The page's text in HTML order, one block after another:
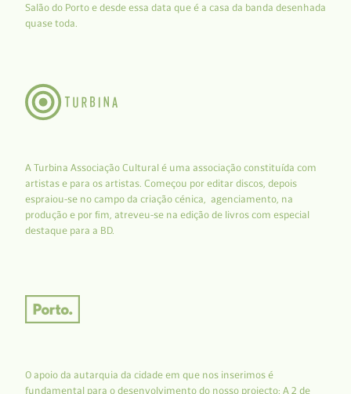
Salão do Porto e desde essa data que é a casa da banda desenhada
quase toda.
A Turbina Associação Cultural é uma associação constituída com
artistas e para os artistas. Começou por editar discos, depois
espraiou-se no campo da criação cénica, agenciamento, na
produção e por fim, atreveu-se na edição de livros com especial
destaque para a BD.
O apoio da autarquia da cidade em que nos inserimos é
fundamental para o desenvolvimento do nosso projecto: A 2 de